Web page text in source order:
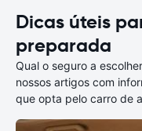
Dicas úteis
preparada
Qual o seguro a
nossos artigos com
que opta pelo carro de